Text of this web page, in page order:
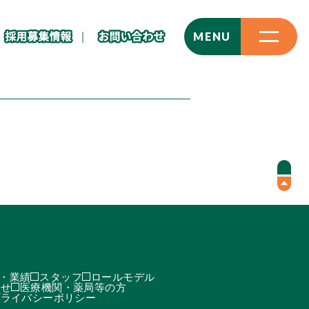
MENU
CLOSE
業績 スタッフ
ロールモデル
医療機関・薬局等の方
イバシーポリシー